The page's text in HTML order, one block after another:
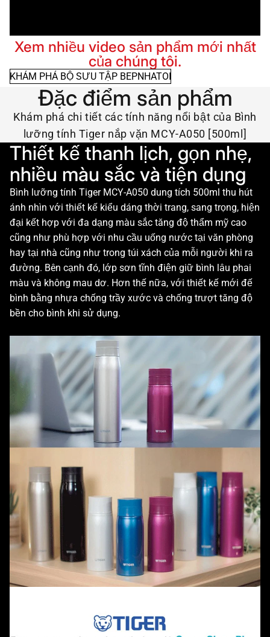
Xem nhiều video sản phẩm mới nhất
của chúng tôi.
KHÁM PHÁ BỘ SƯU TẬP BEPNHATOI
Đặc điểm sản phẩm
Khám phá chi tiết các tính năng nổi bật của Bình
lưỡng tính Tiger nắp vặn MCY-A050 [500ml]
Thiết kế thanh lịch, gọn nhẹ,
nhiều màu sắc và tiện dụng
Bình lưỡng tính Tiger MCY-A050 dung tích 500ml thu hút
ánh nhìn với thiết kế kiểu dáng thời trang, sang trọng, hiện
đại kết hợp với đa dạng màu sắc tăng độ thẩm mỹ cao
cũng như phù hợp với nhu cầu uống nước tại văn phòng
hay tại nhà cũng như trong túi xách của mỗi người khi ra
đường. Bên cạnh đó, lớp sơn tĩnh điện giữ bình lâu phai
màu và không mau dơ. Hơn thế nữa, với thiết kế mới đế
bình bằng nhựa chống trầy xước và chống trượt tăng độ
bền cho bình khi sử dụng.